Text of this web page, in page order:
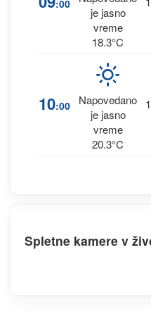
:00
je jasno
vreme
18.3°C
10:00
Napovedano
je jasno
vreme
20.3°C
Spletne kamere v